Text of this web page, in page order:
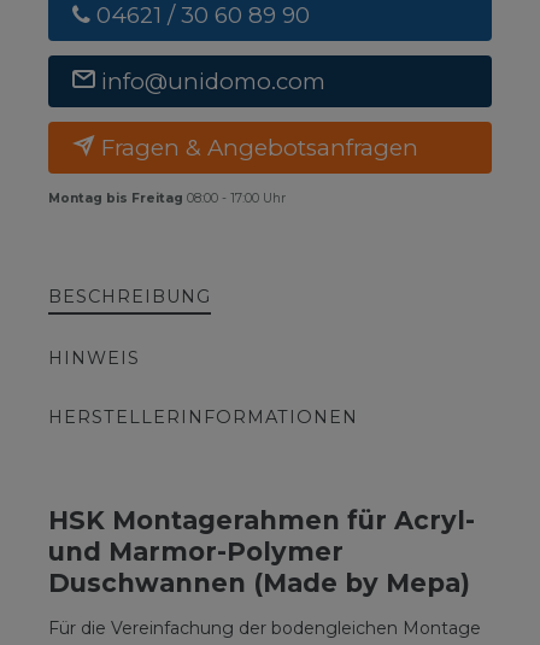
04621 / 30 60 89 90
info@unidomo.com
Fragen & Angebotsanfragen
Montag bis Freitag 08:00 - 17:00 Uhr
BESCHREIBUNG
HINWEIS
HERSTELLERINFORMATIONEN
HSK Montagerahmen für Acryl-
und Marmor-Polymer
Duschwannen (Made by Mepa)
Für die Vereinfachung der bodengleichen Montage